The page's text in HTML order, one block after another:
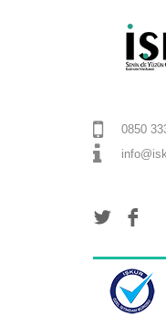
0850